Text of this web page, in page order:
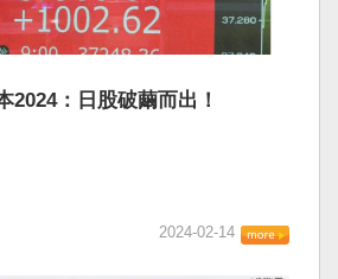
2024：日股破繭而出！
2024-02-14